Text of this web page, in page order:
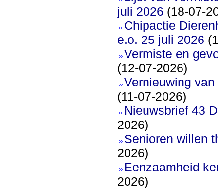
juli 2026 (18-07-
Chipactie
e.o. 25 juli 2026
Vermiste en
(12-07-2026)
Vernieuwing
(11-07-2026)
Nieuwsbrief 43
2026)
Senioren willen
2026)
Eenzaamheid
2026)